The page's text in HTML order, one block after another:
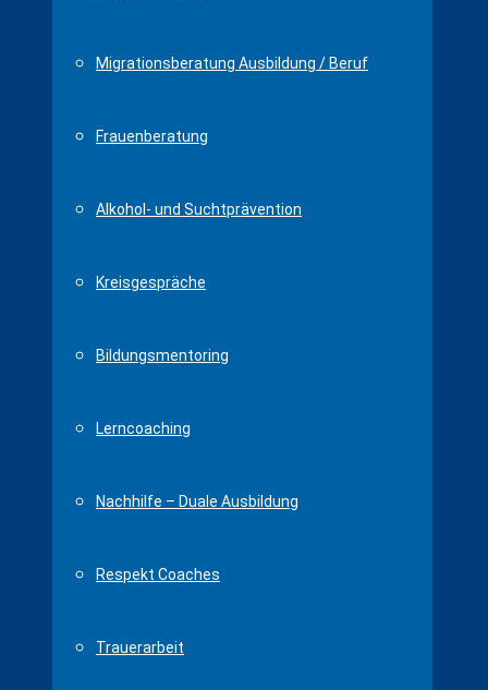
Migrationsberatung Ausbildung / Beruf
Frauenberatung
Alkohol- und Suchtprävention
Kreisgespräche
Bildungsmentoring
Lerncoaching
Nachhilfe – Duale Ausbildung
Respekt Coaches
Trauerarbeit